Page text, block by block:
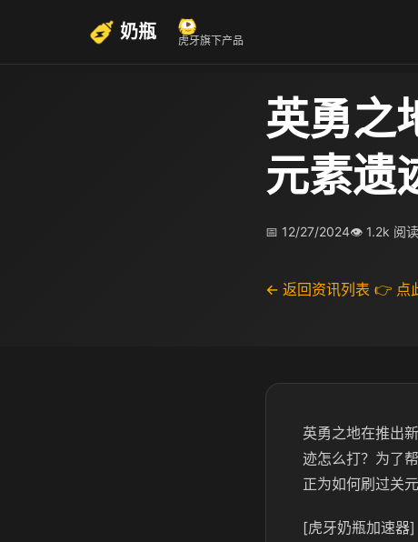
奶瓶 虎牙旗下产品
英勇之
元素遗
📅 12/27/2024👁 1.2k 阅读
← 返回资讯列表 👉 点
英勇之地在推出
迹怎么打？为了
正为如何刷过关
[虎牙奶瓶加速器]